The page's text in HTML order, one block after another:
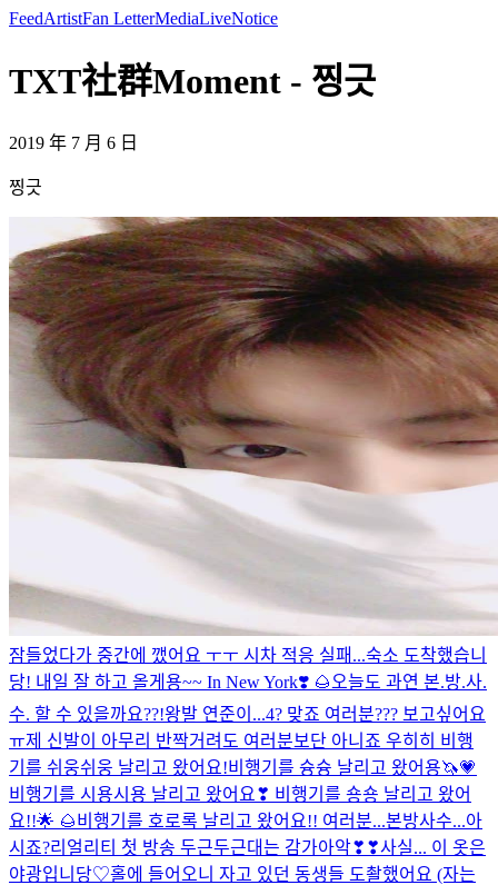
FeedArtistFan LetterMediaLiveNotice
TXT社群Moment - 찡긋
2019 年 7 月 6 日
찡긋
잠들었다가 중간에 깼어요 ㅜㅜ 시차 적응 실패...숙소 도착했습니
당! 내일 잘 하고 올게용~~ In New York❣️ 🌰 오늘도 과연 본.방.사.
수. 할 수 있을까요??!왕발 연준이...4? 맞죠 여러분??? 보고싶어요
ㅠ제 신발이 아무리 반짝거려도 여러분보단 아니죠 우히히 비행
기를 쉬웅쉬웅 날리고 왔어요!비행기를 슝슝 날리고 왔어용🦄💗
비행기를 시용시용 날리고 왔어요❣ 비행기를 숑숑 날리고 왔어
요!!🌟 🌰비행기를 호로록 날리고 왔어요!! 여러분...본방사수...아
시죠?리얼리티 첫 방송 두근두근대는 감가아악❣❣사실... 이 옷은
야광입니당♡홀에 들어오니 자고 있던 동생들 도촬했어요 (자는